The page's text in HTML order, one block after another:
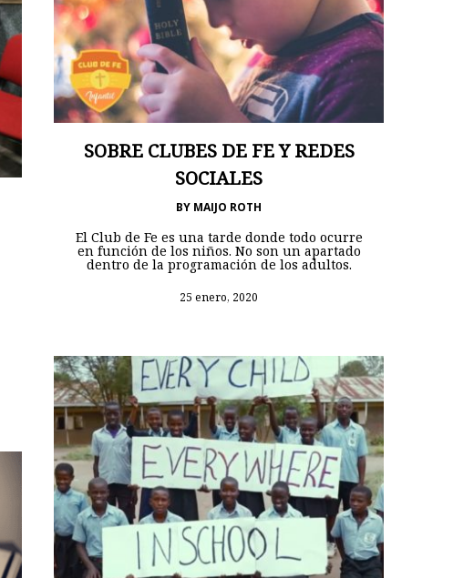
SOBRE CLUBES DE FE Y REDES
SOCIALES
BY MAIJO ROTH
El Club de Fe es una tarde donde todo ocurre
en función de los niños. No son un apartado
dentro de la programación de los adultos.
25 enero, 2020